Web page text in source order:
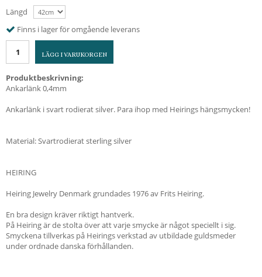
Längd
Finns i lager för omgående leverans
LÄGG I VARUKORGEN
Produktbeskrivning:
Ankarlänk 0,4mm
Ankarlänk i svart rodierat silver. Para ihop med Heirings hängsmycken!
Material: Svartrodierat sterling silver
HEIRING
Heiring Jewelry Denmark grundades 1976 av Frits Heiring.
En bra design kräver riktigt hantverk.
På Heiring är de stolta över att varje smycke är något speciellt i sig.
Smyckena tillverkas på Heirings verkstad av utbildade guldsmeder
under ordnade danska förhållanden.